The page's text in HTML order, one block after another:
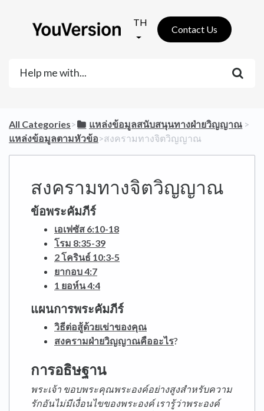
TH
Contact Us
All Categories​>​ ​แหล่งข้อมูลสนับสนุนทางฝ่ายวิญญาณ ​ > ​
แหล่งข้อมูลตามหัวข้อ​>​ สงครามทางจิตวิญญาณ
สงครามทางจิตวิญญาณ
ข้อพระคัมภีร์
เอเฟซัส 6:10-18
โรม 8:35-39
2 โครินธ์ 10:3-5
ยากอบ 4:7
1 ยอห์น 4:4
แผนการพระคัมภีร์
วิธีต่อสู้ด้วยเข่าของคุณ
สงครามฝ่ายวิญญาณคืออะไร?
การอธิษฐาน
พระเจ้า ขอบพระคุณพระองค์อย่างสูงสำหรับความ
รักอันไม่มีเงื่อนไขของพระองค์ เรารู้ว่าพระองค์